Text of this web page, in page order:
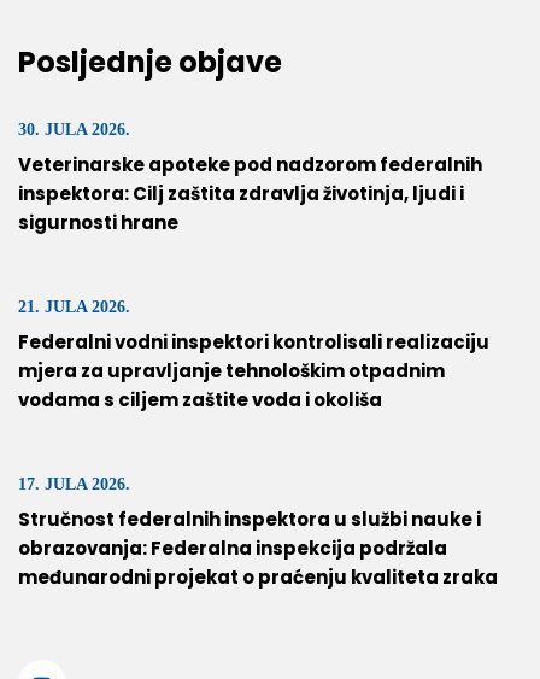
Posljednje objave
30. JULA 2026.
Veterinarske apoteke pod nadzorom federalnih
inspektora: Cilj zaštita zdravlja životinja, ljudi i
sigurnosti hrane
21. JULA 2026.
Federalni vodni inspektori kontrolisali realizaciju
mjera za upravljanje tehnološkim otpadnim
vodama s ciljem zaštite voda i okoliša
17. JULA 2026.
Stručnost federalnih inspektora u službi nauke i
obrazovanja: Federalna inspekcija podržala
međunarodni projekat o praćenju kvaliteta zraka